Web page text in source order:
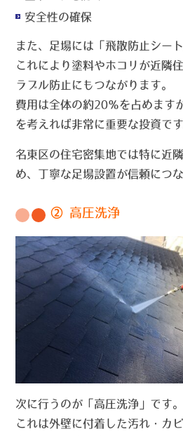
安全性の確保
また、足場には「飛散防止シー
これにより塗料やホコリが近隣
ラブル防止にもつながります。
費用は全体の約20％を占めます
を考えれば非常に重要な投資です
名東区の住宅密集地では特に近
め、丁寧な足場設置が信頼につな
② 高圧洗浄
次に行うのが「高圧洗浄」です。
これは外壁に付着した汚れ・カ